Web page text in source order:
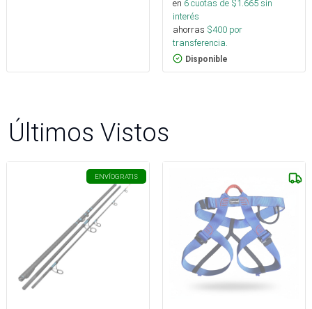
en 6cuotas de $1.665sin
interés
ahorras $400 por
transferencia.
Disponible
Últimos Vistos
ENVÍOGRATIS